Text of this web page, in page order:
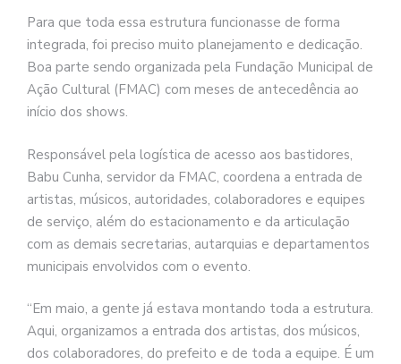
Para que toda essa estrutura funcionasse de forma
integrada, foi preciso muito planejamento e dedicação.
Boa parte sendo organizada pela Fundação Municipal de
Ação Cultural (FMAC) com meses de antecedência ao
início dos shows.
Responsável pela logística de acesso aos bastidores,
Babu Cunha, servidor da FMAC, coordena a entrada de
artistas, músicos, autoridades, colaboradores e equipes
de serviço, além do estacionamento e da articulação
com as demais secretarias, autarquias e departamentos
municipais envolvidos com o evento.
“Em maio, a gente já estava montando toda a estrutura.
Aqui, organizamos a entrada dos artistas, dos músicos,
dos colaboradores, do prefeito e de toda a equipe. É um